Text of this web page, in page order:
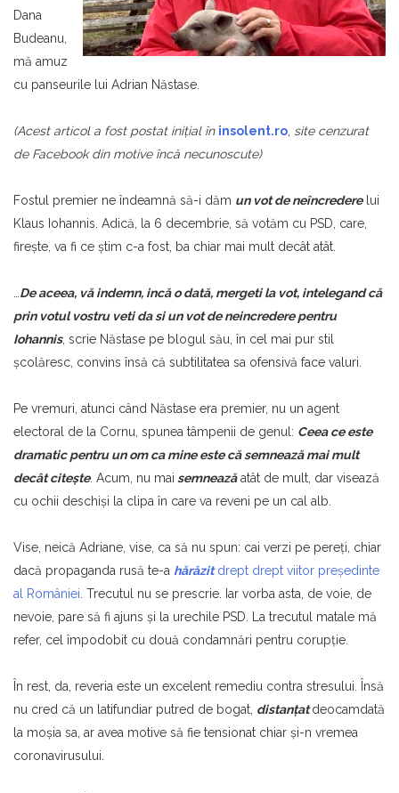
Dana
Budeanu,
mă amuz
cu panseurile lui Adrian Năstase.
(Acest articol a fost postat iniţial în insolent.ro site cenzurat
de Facebook din motive încă necunoscute)
Fostul premier ne îndeamnă să-i dăm un vot de neîncrederelui
Klaus Iohannis. Adică, la 6 decembrie, să votăm cu PSD, care,
fireşte, va fi ce ştim c-a fost, ba chiar mai mult decât atât.
De aceea, vă indemn, incă o dată, mergeti la vot, intelegand că
prin votul vostru veti da si un vot de neincredere pentru
Iohannis, scrie Năstase pe blogul său, în cel mai pur stil
şcolăresc, convins însă că subtilitatea sa ofensivă face valuri.
Pe vremuri, atunci când Năstase era premier, nu un agent
electoral de la Cornu, spunea tâmpenii de genul: Ceea ce este
dramatic pentru un om ca mine este că semnează mai mult
decât citeşte. Acum, nu mai semneazăatât de mult, dar visează
cu ochii deschişi la clipa în care va reveni pe un cal alb.
Vise, neică Adriane, vise, ca să nu spun: cai verzi pe pereţi, chiar
dacă propaganda rusă te-a hărăzitdrept drept viitor preşedinte
al României . Trecutul nu se prescrie. Iar vorba asta, de voie, de
nevoie, pare să fi ajuns şi la urechile PSD. La trecutul matale mă
refer, cel împodobit cu două condamnări pentru corupţie.
În rest, da, reveria este un excelent remediu contra stresului. Însă
nu cred că un latifundiar putred de bogat, distanţatdeocamdată
la moşia sa, ar avea motive să fie tensionat chiar şi-n vremea
coronavirusului.